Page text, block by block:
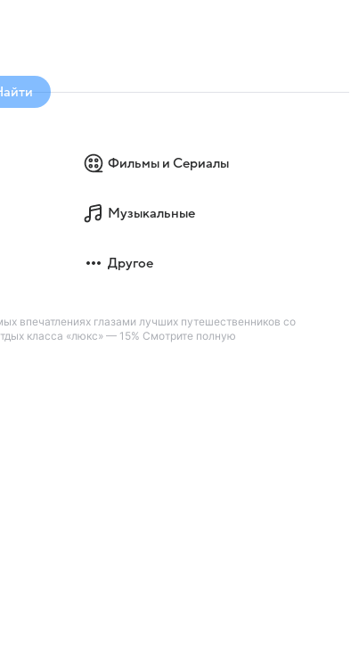
Фильмы и Сериалы
Музыкальные
Другое
впечатлениях глазами лучших путешественников со
класса «люкс» — 15% Смотрите полную